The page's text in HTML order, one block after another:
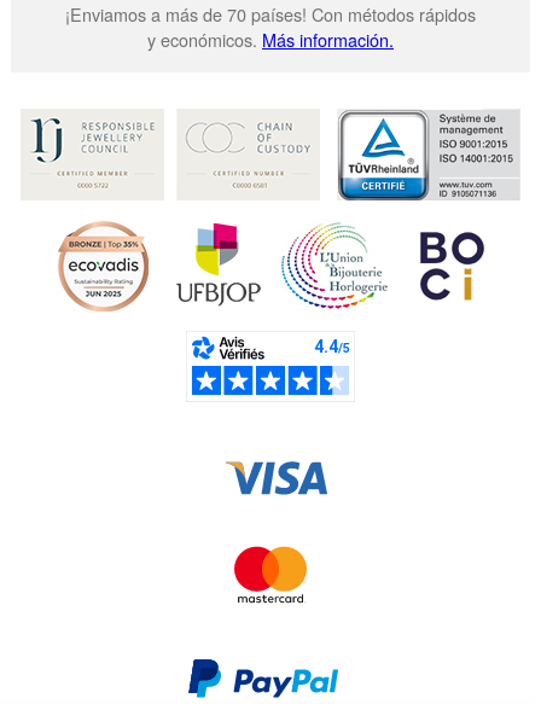
¡Enviamos a más de 70 países! Con métodos rápidos
y económicos. Más información.